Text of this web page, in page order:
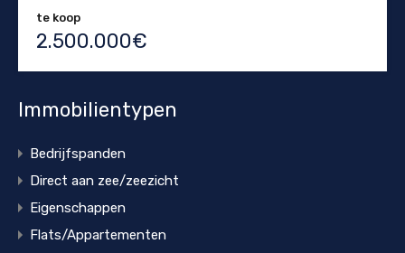
te koop
2.500.000€
Immobilientypen
Bedrijfspanden
Direct aan zee/zeezicht
Eigenschappen
Flats/Appartementen